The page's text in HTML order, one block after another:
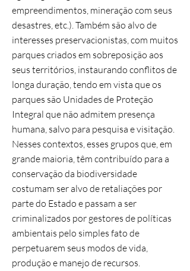
empreendimentos, mineração com seus
desastres, etc.). Também são alvo de
interesses preservacionistas, com muitos
parques criados em sobreposição aos
seus territórios, instaurando conflitos de
longa duração, tendo em vista que os
parques são Unidades de Proteção
Integral que não admitem presença
humana, salvo para pesquisa e visitação.
Nesses contextos, esses grupos que, em
grande maioria, têm contribuído para a
conservação da biodiversidade
costumam ser alvo de retaliações por
parte do Estado e passam a ser
criminalizados por gestores de políticas
ambientais pelo simples fato de
perpetuarem seus modos de vida,
produção e manejo de recursos.